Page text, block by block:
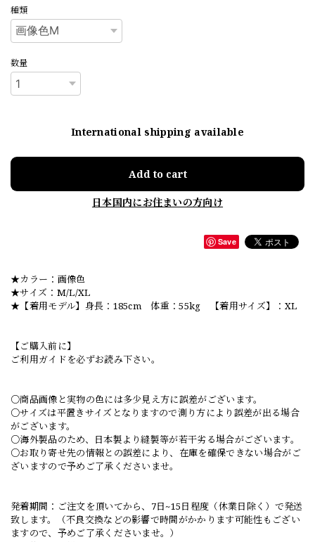
種類
数量
International shipping available
Add to cart
日本国内にお住まいの方向け
Save
★カラー：画像色
★サイズ：M/L/XL
★【着用モデル】身長：185cm 体重：55kg 【着用サイズ】：XL
【ご購入前に】
ご利用ガイドを必ずお読み下さい。
○商品画像と実物の色には多少見え方に誤差がございます。
○サイズは平置きサイズとなりますので測り方により誤差が出る場合
がございます。
○海外製品のため、日本製より縫製等が若干劣る場合がございます。
○お取り寄せ先の情報との誤差により、在庫を確保できない場合がご
ざいますので予めご了承くださいませ。
発着期間：ご注文を頂いてから、7日~15日程度（休業日除く）で発送
致します。（不良交換などの影響で時間がかかります可能性もござい
ますので、予めご了承くださいませ。）